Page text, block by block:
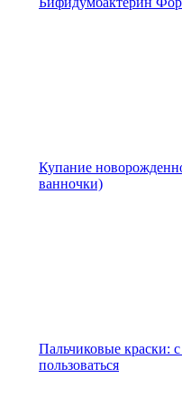
Купание
ванночки)
Пальчиковые краски: с
пользоваться